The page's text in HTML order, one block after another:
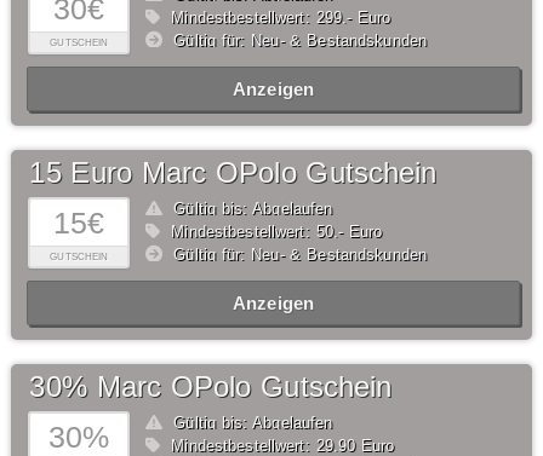
30€
GUTSCHEIN
Mindestbestellwert: 299,- Euro
Gültig für: Neu- & Bestandskunden
Anzeigen
15€
GUTSCHEIN
15 Euro Marc OPolo Gutschein
Gültig bis: Abgelaufen
Mindestbestellwert: 50,- Euro
Gültig für: Neu- & Bestandskunden
Anzeigen
30%
30% Marc OPolo Gutschein
Gültig bis: Abgelaufen
Mindestbestellwert: 29,90 Euro